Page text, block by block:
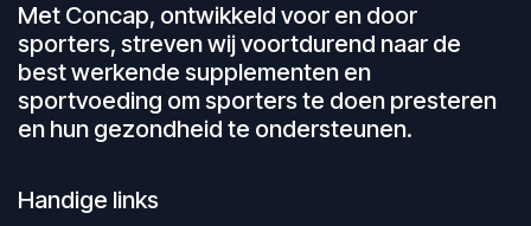
Met Concap, ontwikkeld voor en door
sporters, streven wij voortdurend naar de
best werkende supplementen en
sportvoeding om sporters te doen presteren
en hun gezondheid te ondersteunen.
Handige links